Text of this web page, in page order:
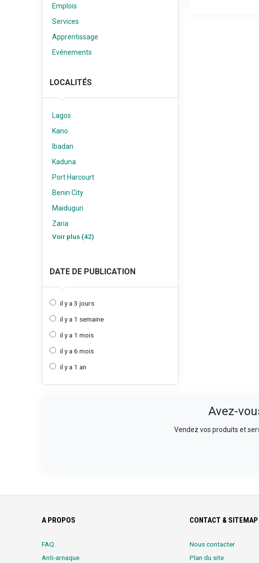
Emplois
Services
Apprentissage
Evénements
LOCALITÉS
Lagos
Kano
Ibadan
Kaduna
Port Harcourt
Benin City
Maiduguri
Zaria
Voir plus (42)
DATE DE PUBLICATION
il y a 3 jours
il y a 1 semaine
il y a 1 mois
il y a 6 mois
il y a 1 an
Avez-
Vendez vos produits et
A PROPOS
FAQ
Anti-arnaque
CONTACT & SITEMAP
Nous contacter
Plan du site